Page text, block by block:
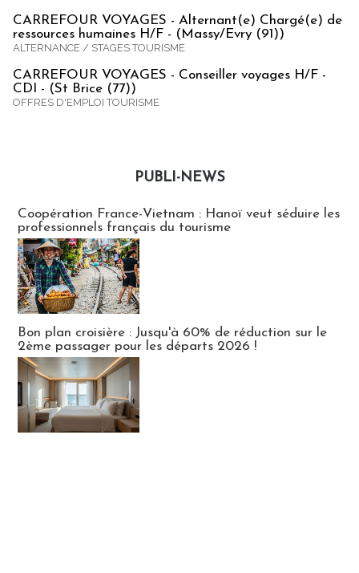
CARREFOUR VOYAGES - Alternant(e) Chargé(e) de
ressources humaines H/F - (Massy/Evry (91))
ALTERNANCE / STAGES TOURISME
CARREFOUR VOYAGES - Conseiller voyages H/F -
CDI - (St Brice (77))
OFFRES D'EMPLOI TOURISME
PUBLI-NEWS
Coopération France-Vietnam : Hanoï veut séduire les
professionnels français du tourisme
Bon plan croisière : Jusqu'à 60% de réduction sur le
2ème passager pour les départs 2026 !